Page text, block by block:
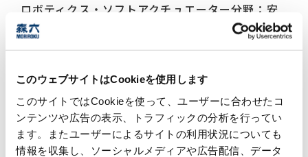
このウェブサイトはCookieを使用します
このサイトではCookieを使って、ユーザーに合わせたコ
ンテンツや広告の表示、トラフィックの分析を行ってい
ます。またユーザーによるサイトの利用状況についても
情報を収集し、ソーシャルメディアや広告配信、データ
ロボティクス・ソフトアクチュエーター分野：安
全に動く導電部品
成されるソフトアクチュエーターには、柔軟かつ安全な
導電素材が必要です。
この導電ゴムは、触れたときのやさしさと、正確な信号
伝達を両立できるため、人と協働する次世代ロボットに
適しています。